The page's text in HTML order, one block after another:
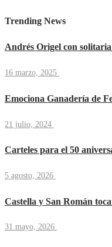
Trending News
Andrés Origel con
16 marzo, 2025
Emociona Ganadería de
21 julio, 2024
Carteles para el 50
5 agosto, 2026
Castella y San Román
31 mayo, 2026